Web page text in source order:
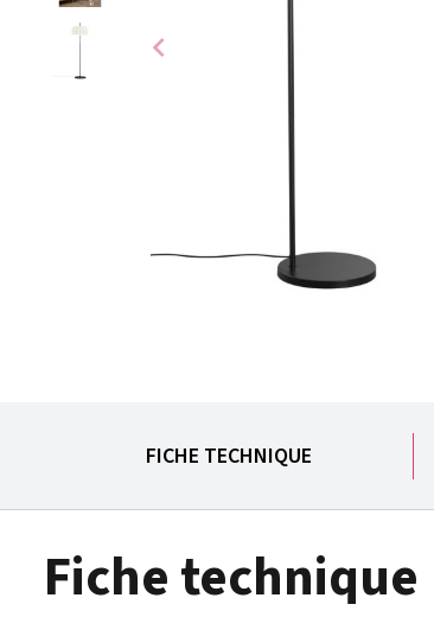
chevron_left
FICHE TECHNIQUE
Fiche technique